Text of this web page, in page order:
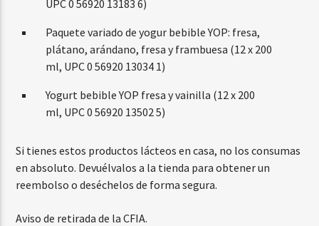
UPC 0 56920 13183 6)
Paquete variado de yogur bebible YOP: fresa,
plátano, arándano, fresa y frambuesa (12 x 200
ml, UPC 0 56920 13034 1)
Yogurt bebible YOP fresa y vainilla (12 x 200
ml, UPC 0 56920 13502 5)
Si tienes estos productos lácteos en casa, no los consumas
en absoluto. Devuélvalos a la tienda para obtener un
reembolso o deséchelos de forma segura.
Aviso de retirada de la CFIA.